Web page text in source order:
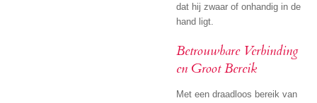
dat hij zwaar of onhandig in de
hand ligt.
Betrouwbare Verbinding
en Groot Bereik
Met een draadloos bereik van